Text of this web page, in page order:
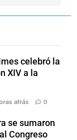
celebró la
XIV a la
atrás 0
se sumaron
Congreso